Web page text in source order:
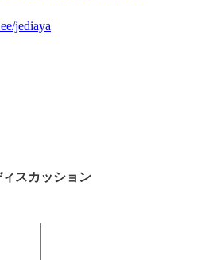
jediaya
スカッション